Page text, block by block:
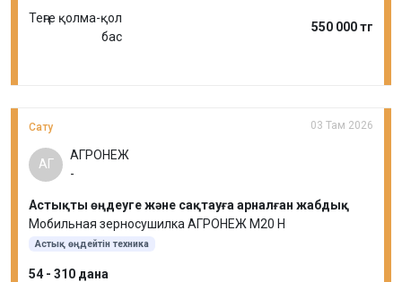
Теңге қолма-қол
бас
550 000 тг
Сату 03 Там 2026
АГ
АГРОНЕЖ
-
Астықты өңдеуге және сақтауға арналған жабдық
Мобильная зерносушилка АГРОНЕЖ М20 Н
Астық өңдейтін техника
54 - 310 дана